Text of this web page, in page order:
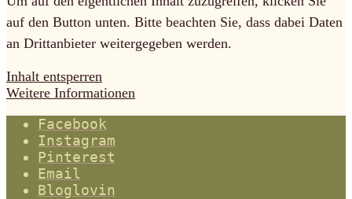
auf den Button unten. Bitte beachten Sie, dass dabei Daten
an Drittanbieter weitergegeben werden.
Inhalt entsperren
Weitere Informationen
Facebook
Instagram
Pinterest
Email
Bloglovin